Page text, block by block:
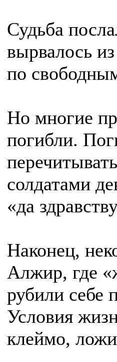
Судьба
вырвалось
по
Но многие
погибли.
солдатами
«да
Наконец,
Алжир, где
рубили себе
Условия
клеймо,